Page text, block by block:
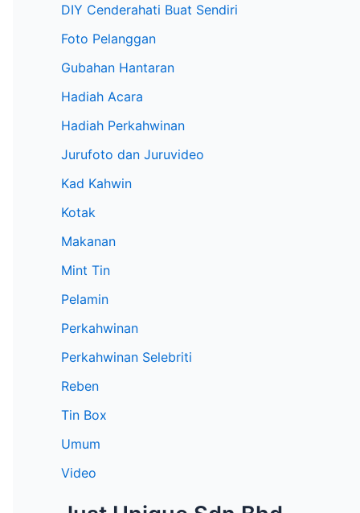
DIY Cenderahati Buat Sendiri
Foto Pelanggan
Gubahan Hantaran
Hadiah Acara
Hadiah Perkahwinan
Jurufoto dan Juruvideo
Kad Kahwin
Kotak
Makanan
Mint Tin
Pelamin
Perkahwinan
Perkahwinan Selebriti
Reben
Tin Box
Umum
Video